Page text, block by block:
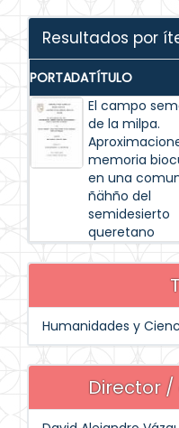
Resultados por
PORTADATÍTULO
El campo
de la milpa.
memoria
en una
ñähño del
semidesierto
queretano
Humanidades y
Director